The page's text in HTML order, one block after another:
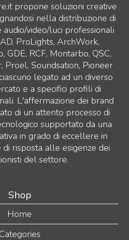
propone soluzioni creative
nella distribuzione di
video/luci professionali
ProLights, ArchWork,
GDE, RCF, Montarbo, QSC,
Proel, Soundsation, Pioneer
legato ad un diverso
e a specifici profili di
L'affermazione dei brand
di un attento processo di
supportato da una
in grado di eccellere in
risposta alle esigenze dei
del settore.
Shop
Home
Categories